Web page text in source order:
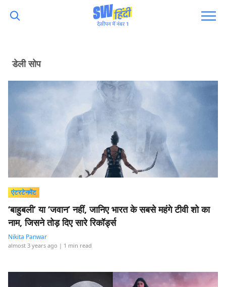
डेली सोप
एंटरटेनमेंट
‘बाहुबली’ या ‘जवान’ नहीं, जानिए भारत के सबसे महंगे टीवी शो का
नाम, जिसने तोड़ दिए सारे रिकॉर्ड्स
Nikita Panwar
almost 3 years ago | 1 min read